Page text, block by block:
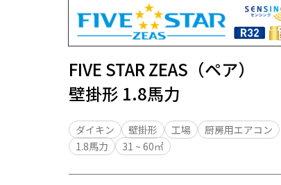
FIVE STAR ZEAS（ペア）
壁掛形 1.8馬力
ダイキン 壁掛形 工場
厨房用エアコン
1.8馬力
31 ~ 60㎡